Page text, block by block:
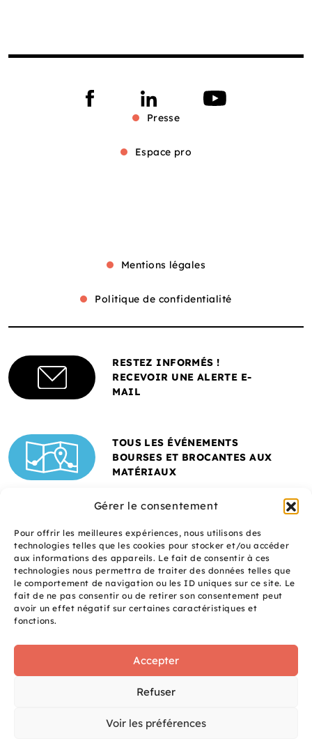
Gérer le consentement
Pour offrir les meilleures expériences, nous utilisons des
technologies telles que les cookies pour stocker et/ou accéder
aux informations des appareils. Le fait de consentir à ces
technologies nous permettra de traiter des données telles que
le comportement de navigation ou les ID uniques sur ce site. Le
fait de ne pas consentir ou de retirer son consentement peut
avoir un effet négatif sur certaines caractéristiques et
fonctions.
Accepter
Refuser
Voir les préférences
Presse
Espace pro
Mentions légales
Politique de confidentialité
RESTEZ INFORMÉS !
RECEVOIR UNE ALERTE E-
MAIL
TOUS LES ÉVÉNEMENTS
BOURSES ET BROCANTES AUX
MATÉRIAUX
Un site réalisé avec
siteS
é
q
uaNe